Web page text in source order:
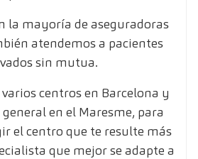
la mayoría de aseguradoras
atendemos a pacientes
sin mutua.
centros en Barcelona y
en el Maresme, para
el centro que te resulte más
que mejor se adapte a